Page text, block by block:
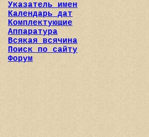
Указатель имен
Календарь дат
Комплектующие
Аппаратура
Всякая всячина
Поиск по сайту
Форум